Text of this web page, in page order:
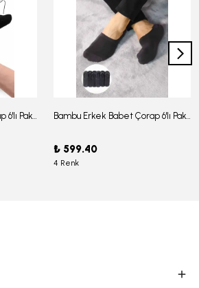
Bambu Erkek Babet Çorap 6'lı Paket - J-03 Bambu Erkek Babet Çorap 6'lı Paket -J-08
₺ 599.40
4 Renk